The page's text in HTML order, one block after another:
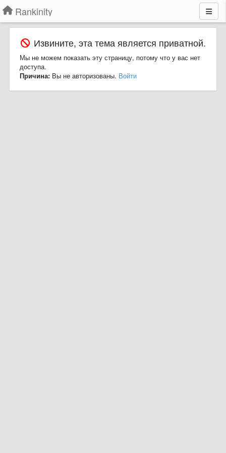
Rankinity
Извините, эта тема является приватной.
Мы не можем показать эту страницу, потому что у вас нет
доступа.
Причина: Вы не авторизованы. Войти